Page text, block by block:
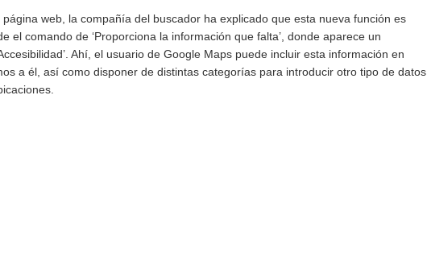
página web, la compañía del buscador ha explicado que esta nueva función es
el comando de ‘Proporciona la información que falta’, donde aparece un
Ahí, el usuario de Google Maps puede incluir esta información en
a él, así como disponer de distintas categorías para introducir otro tipo de datos